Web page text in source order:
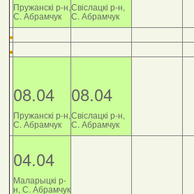
Пружанскі р-н,
С. Абрамчук
Свіслацкі р-н,
С. Абрамчук
08.04
Пружанскі р-н,
С. Абрамчук
08.04
Свіслацкі р-н,
С. Абрамчук
04.04
Маларыцкі р-
н, С. Абрамчук